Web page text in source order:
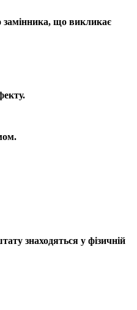
замінника, що викликає
знаходяться у фізичній